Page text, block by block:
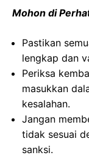
Mohon di
Pastikan
lengkap dan
Periksa
masukkan
kesalahan.
Jangan
tidak sesuai
sanksi.